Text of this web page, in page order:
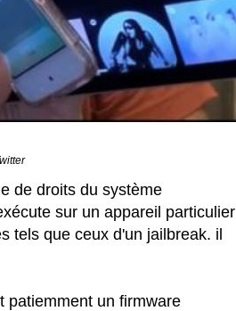
de droits du système
sur un appareil particulier
tels que ceux d'un jailbreak. il
patiemment un firmware